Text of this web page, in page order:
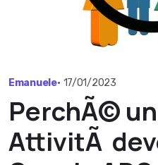
Emanuele• 17/01/2023
PerchÃ©
AttivitÃ